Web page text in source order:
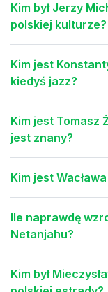
Kim był Jerzy
polskiej kulturze?
Kim jest
kiedyś jazz?
Kim jest Tomasz
jest znany?
Kim jest
Ile naprawdę
Netanjahu?
Kim był